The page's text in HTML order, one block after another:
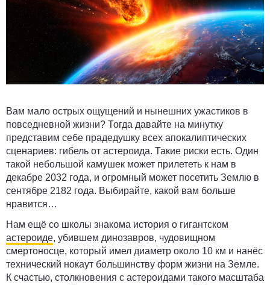
Вам мало острых ощущений и нынешних ужастиков в
повседневной жизни? Тогда давайте на минутку
представим себе прадедушку всех апокалиптических
сценариев: гибель от астероида. Такие риски есть. Один
такой небольшой камушек может прилететь к нам в
декабре 2032 года, и огромный может посетить Землю в
сентябре 2182 года. Выбирайте, какой вам больше
нравится…
Нам ещё со школы знакома история о гигантском
астероиде, убившем динозавров, чудовищном
смертоносце, который имел диаметр около 10 км и нанёс
технический нокаут большинству форм жизни на Земле.
К счастью, столкновения с астероидами такого масштаба